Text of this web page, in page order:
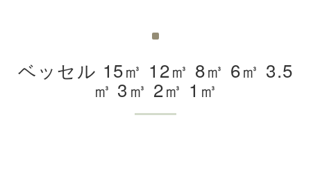
ベッセル 15㎥ 12㎥ 8㎥ 6㎥ 3.5
㎥ 3㎥ 2㎥ 1㎥